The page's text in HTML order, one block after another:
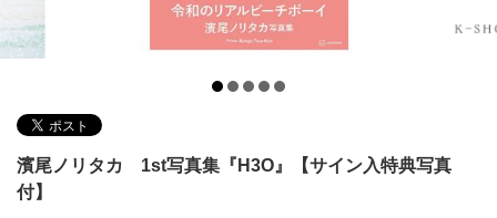
濱尾ノリタカ 1st写真集『H3O』【サイン入特典写真
付】